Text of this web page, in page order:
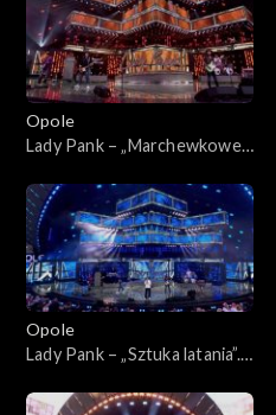
Opole
Lady Pank – „Marchewkowe
lecia zespołu Lady Pank
Opole
Lady Pank – „Sztuka latania”.
zespołu Lady Pank